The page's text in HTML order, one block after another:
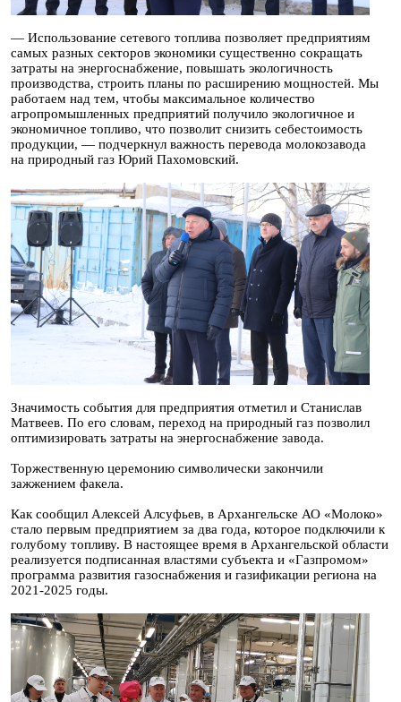
— Использование сетевого топлива позволяет предприятиям
самых разных секторов экономики существенно сокращать
затраты на энергоснабжение, повышать экологичность
производства, строить планы по расширению мощностей. Мы
работаем над тем, чтобы максимальное количество
агропромышленных предприятий получило экологичное и
экономичное топливо, что позволит снизить себестоимость
продукции, — подчеркнул важность перевода молокозавода
на природный газ Юрий Пахомовский.
Значимость события для предприятия отметил и Станислав
Матвеев. По его словам, переход на природный газ позволил
оптимизировать затраты на энергоснабжение завода.
Торжественную церемонию символически закончили
зажжением факела.
Как сообщил Алексей Алсуфьев, в Архангельске АО «Молоко»
стало первым предприятием за два года, которое подключили к
голубому топливу. В настоящее время в Архангельской области
реализуется подписанная властями субъекта и «Газпромом»
программа развития газоснабжения и газификации региона на
2021-2025 годы.